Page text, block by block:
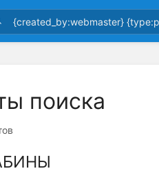
поиска